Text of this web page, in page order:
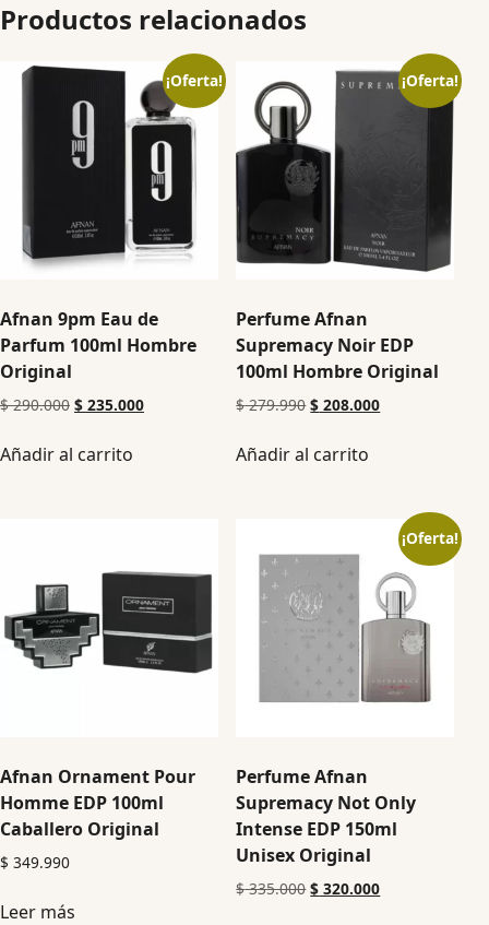
Productos relacionados
¡Oferta!
Afnan 9pm Eau de
Parfum 100ml Hombre
Original
$290.000 $ 235.000
Añadir al carrito
¡Oferta!
Perfume Afnan
Supremacy Noir EDP
100ml Hombre Original
$279.990 $ 208.000
Añadir al carrito
Afnan Ornament Pour
Homme EDP 100ml
Caballero Original
$ 349.990
Leer más
¡Oferta!
Perfume Afnan
Supremacy Not Only
Intense EDP 150ml
Unisex Original
$335.000 $ 320.000